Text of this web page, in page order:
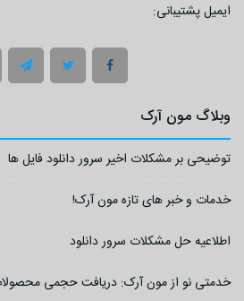
ایمیل پشتیبانی:
وبلاگ مون آرک
توضیحی بر مشکلات اخیر سرور دانلود فایل ها
خدمات و خبر های تازه مون آرک!
اطلاعیه حل مشکلات سرور دانلود
خدمتی نو از مون آرک: دریافت حجمی